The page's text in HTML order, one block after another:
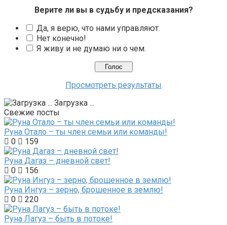
Верите ли вы в судьбу и предсказания?
Да, я верю, что нами управляют.
Нет конечно!
Я живу и не думаю ни о чем.
Просмотреть результаты
Загрузка ...
Свежие посты
Руна Отало – ты член семьи или команды!
0
159
Руна Дагаз – дневной свет!
0
156
Руна Ингуз – зерно, брошенное в землю!
0
220
Руна Лагуз – быть в потоке!